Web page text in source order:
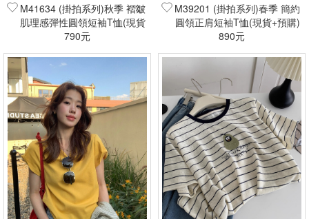
M41634 (掛拍系列)秋季 褶皺
肌理感彈性圓領短袖T恤(現貨
+預購)
790元
M39201 (掛拍系列)春季 簡約
圓領正肩短袖T恤(現貨+預購)
890元